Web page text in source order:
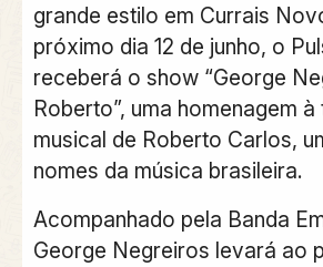
grande estilo em Currais
próximo dia 12 de junho, o
receberá o show “George
Roberto”, uma homenagem
musical de Roberto Carlos,
nomes da música brasileira.
Acompanhado pela Banda
George Negreiros levará ao